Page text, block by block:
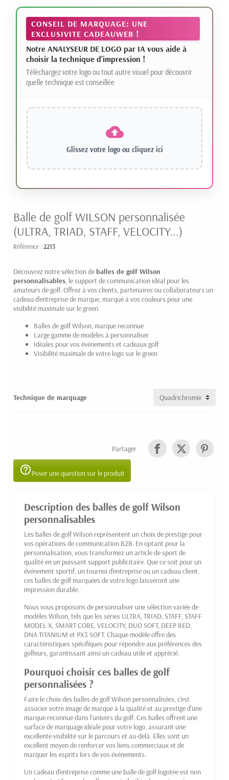
CONSEIL DE MARQUAGE: UNE
EXCLUSIVITE CADEAUWEB !
Notre ANALYSEUR DE LOGO par IA vous aide à
choisir la technique d'impression !
Téléchargez votre logo ou tout autre visuel pour découvrir
quelle technique est conseillée
Glissez votre logo ou cliquez ici
Balle de golf WILSON personnalisée
(ULTRA, TRIAD, STAFF, VELOCITY...)
Référence : 2213
Découvrez notre sélection deballes de golf Wilson
personnalisables , le support de communication idéal pour les
amateurs de golf. Offrez à vos clients, partenaires ou collaborateurs un
cadeau d'entreprise de marque, marqué à vos couleurs pour une
visibilité maximale sur le green.
Balles de golf Wilson, marque reconnue
Large gamme de modèles à personnaliser
Idéales pour vos événements et cadeaux golf
Visibilité maximale de votre logo sur le green
Technique de marquage
Partager
help_outlinePoser une question sur le produit
Description des balles de golf Wilson
personnalisables
Les balles de golf Wilson représentent un choix de prestige pour
vos opérations de communication B2B. En optant pour la
personnalisation, vous transformez un article de sport de
qualité en un puissant support publicitaire. Que ce soit pour un
événement sportif, un tournoi d'entreprise ou un cadeau client,
ces balles de golf marquées de votre logo laisseront une
impression durable.
Nous vous proposons de personnaliser une sélection variée de
modèles Wilson, tels que les séries ULTRA, TRIAD, STAFF, STAFF
MODEL X, SMART CORE, VELOCITY, DUO SOFT, DEEP RED,
DNA TITANIUM et PX3 SOFT. Chaque modèle offre des
caractéristiques spécifiques pour répondre aux préférences des
golfeurs, garantissant ainsi un cadeau utile et apprécié.
Pourquoi choisir ces balles de golf
personnalisées ?
Faire le choix des balles de golf Wilson personnalisées, c'est
associer votre image de marque à la qualité et au prestige d'une
marque reconnue dans l'univers du golf. Ces balles offrent une
surface de marquage idéale pour votre logo, assurant une
excellente visibilité sur le parcours et au-delà. Elles sont un
excellent moyen de renforcer vos liens commerciaux et de
marquer les esprits lors de vos événements.
Un cadeau d'entreprise comme une balle de golf logotée est non